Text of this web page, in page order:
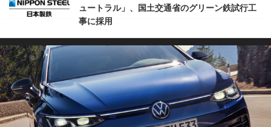
ュートラル」、国土交通省のグリーン鉄試行工
事に採用